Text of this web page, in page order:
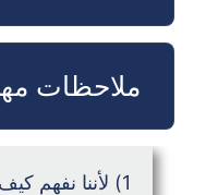
ملاحظات
1) لأننا نفهم كيف يُقرأ المستند في إيطاليا